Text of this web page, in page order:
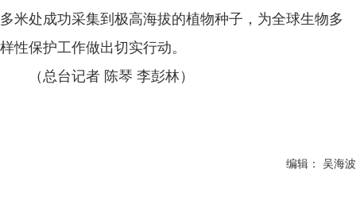
多米处成功采集到极高海拔的植物种子，为全球生物多
样性保护工作做出切实行动。
（总台记者 陈琴 李彭林）
编辑： 吴海波